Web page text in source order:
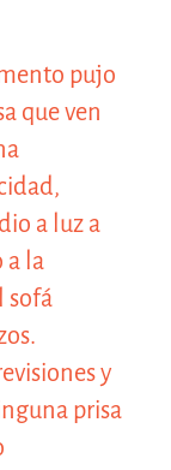
pujo
que ven
a luz a
a la
sofá
y
prisa